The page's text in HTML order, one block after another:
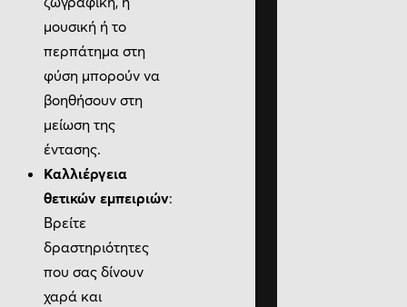
μουσική ή το
περπάτημα στη
φύση μπορούν να
βοηθήσουν στη
μείωση της
έντασης.
Καλλιέργεια
θετικών εμπειριών:
Βρείτε
δραστηριότητες
που σας δίνουν
χαρά και